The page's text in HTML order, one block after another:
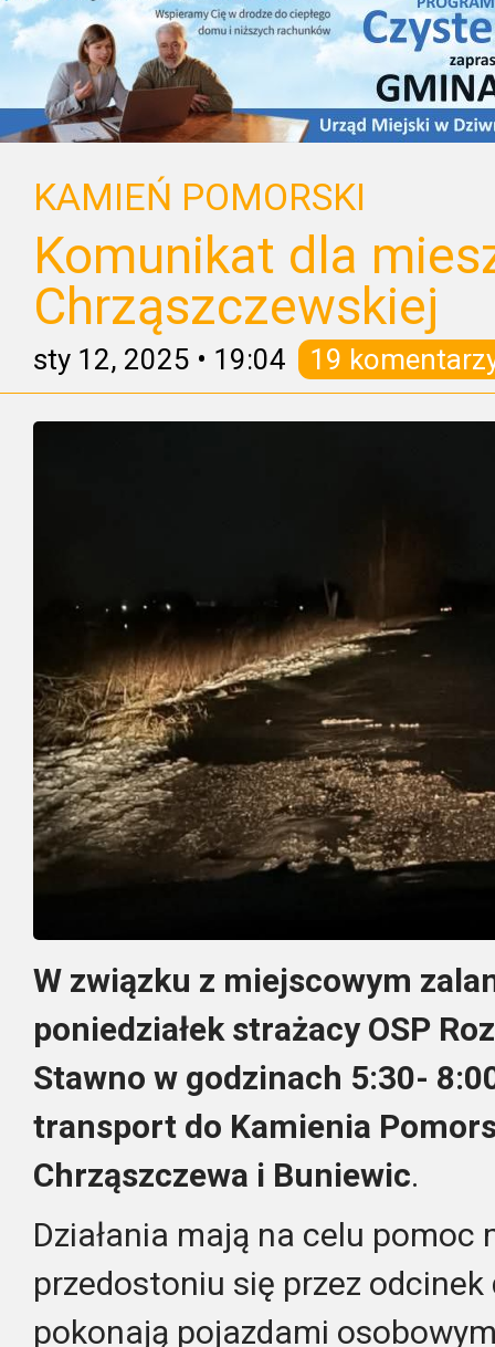
KAMIEŃ POMORSKI
Komunikat dla
Chrząszczewskiej
sty 12, 2025 • 19:04 19
W związku z miejscowym
poniedziałek strażacy OSP
Stawno w godzinach 5:30-
transport do Kamienia
Chrząszczewa i Buniewic.
Działania mają na celu pomoc
przedostoniu się przez
pokonają pojazdami